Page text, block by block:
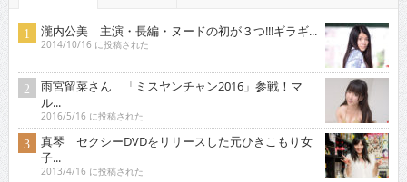
瀧内公美 主演・長編・ヌードの初が３つ!!!ギラギ...
2014/10/16 に投稿された
雨宮留菜さん 「ミスヤンチャン2016」参戦！マ
ル...
2016/5/16 に投稿された
真琴 セクシーDVDをリリースした元ひきこもり女
子...
2013/4/16 に投稿された